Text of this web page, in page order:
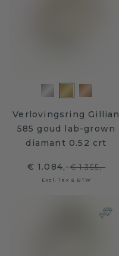
Verlovingsring Gillian
585 goud lab-grown
diamant 0.52 crt
€ 1.084,-€ 1.355,-
Excl. Tax & BTW